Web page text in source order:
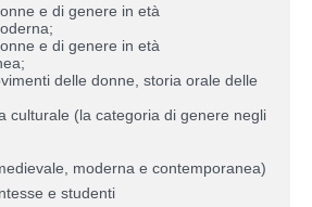
e di genere in età
e di genere in età
delle donne, storia orale delle
culturale (la categoria di genere negli
moderna e contemporanea)
e studenti